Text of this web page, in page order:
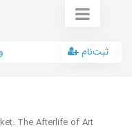
ثبت‌نام
The Afterlife of Art